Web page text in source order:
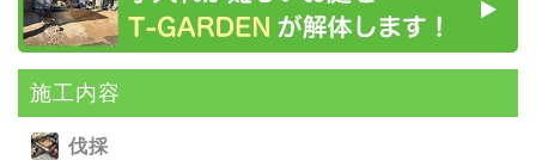
施⼯内容
伐採